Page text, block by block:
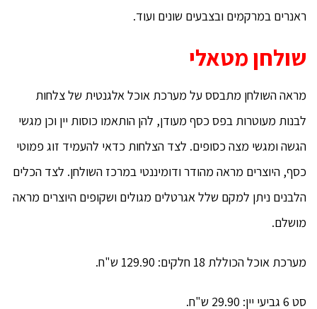
ראנרים במרקמים ובצבעים שונים ועוד.
שולחן מטאלי
מראה השולחן מתבסס על מערכת אוכל אלגנטית של צלחות
לבנות מעוטרות בפס כסף מעודן, להן הותאמו כוסות יין וכן מגשי
הגשה ומגשי מצה כסופים. לצד הצלחות כדאי להעמיד זוג פמוטי
כסף, היוצרים מראה מהודר ודומיננטי במרכז השולחן. לצד הכלים
הלבנים ניתן למקם שלל אגרטלים מגולים ושקופים היוצרים מראה
מושלם.
מערכת אוכל הכוללת 18 חלקים: 129.90 ש"ח.
סט 6 גביעי יין: 29.90 ש"ח.